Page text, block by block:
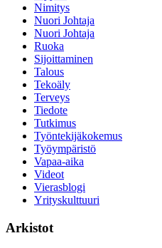
Nimitys
Nuori Johtaja
Nuori Johtaja
Ruoka
Sijoittaminen
Talous
Tekoäly
Terveys
Tiedote
Tutkimus
Työntekijäkokemus
Työympäristö
Vapaa-aika
Videot
Vierasblogi
Yrityskulttuuri
Arkistot